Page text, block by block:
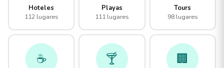
Hoteles
112 lugares
Playas
111 lugares
Tours
98 lugares
☕ 🍸 🏢